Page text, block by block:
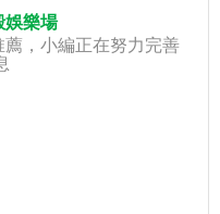
娛樂場
薦，小編正在努力完善